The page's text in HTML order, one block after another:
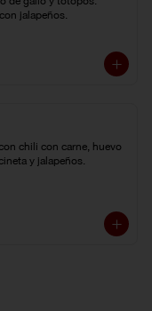
jalapeños.
chili con carne, huevo
y jalapeños.